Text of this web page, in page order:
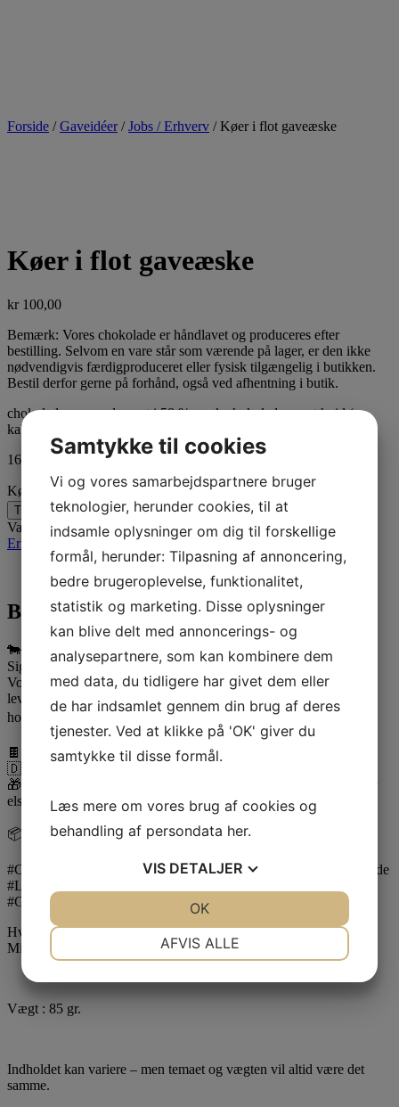
Forside /Gaveidéer /Jobs / Erhverv / Køer i flot gaveæske
Køer i flot gaveæske
kr 100,00
Bemærk: Vores chokolade er håndlavet og produceres efter
bestilling. Selvom en vare står som værende på lager, er den ikke
nødvendigvis færdigproduceret eller fysisk tilgængelig i butikken.
Bestil derfor gerne på forhånd, også ved afhentning i butik.
chokoladen er produceret i 58 % mørk chokolade, samt hvid (
kakaosmør ) fra Belgiske Callebaut
16 på lager
Køer i flot gaveæske antal
Tilføj til kurv
Varenummer (SKU):c-1198 Kategorier:Dyr, Gaveidéer,Jobs /
Erhverv
Nyheder 2026
Små gaveæsker
Beskrivelse
Beskrivelse
🐄🍫 Køer i Flot Gaveæske!
Sig
muuuhtil en sød og anderledes gaveidé! 🐮
Vores
håndlavede chokoladekøer er både sjove, smagfulde og
leveres i en flot gaveæske
, der gør dem klar til at glæde én, du
holder af ❤️
🍫 Lavet af ægte belgisk chokolade
🇩🇰 Håndlavet med kærlighed i
🎁 Perfekt som gave til dyreelskere, landmænd – eller bare en, der
elsker chokolade og noget lidt ud over det sædvanlige!
📦 Hurtig levering – bestil din æske med det samme!
#Chokodesign #ChokoladeKøer #Gaveæske #HåndlavetChokolade
#Landbrugsgave #KoMedKærlighed #BelgiskChokolade
#GaveidéMedSmil
Hvor længe holder chokoladen sig?
Mindst 12 – 24 måneder efter købet
Vægt : 85 gr.
Indholdet kan variere – men temaet og vægten vil altid være det
samme.
Samtykke til cookies
Vi og vores samarbejdspartnere bruger
teknologier, herunder cookies, til at
indsamle oplysninger om dig til forskellige
formål, herunder: Tilpasning af annoncering,
bedre brugeroplevelse, funktionalitet,
statistik og marketing. Disse oplysninger
kan blive delt med annoncerings- og
analysepartnere, som kan kombinere dem
med data, du tidligere har givet dem eller
de har indsamlet gennem din brug af deres
tjenester. Ved at klikke på 'OK' giver du
samtykke til disse formål.
Læs mere om vores brug af cookies og
behandling af persondata her.
VIS DETALJER
AFVIS ALLE
OK